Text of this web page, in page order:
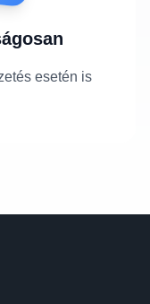
esetén is